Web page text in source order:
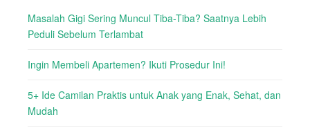
Masalah Gigi Sering Muncul Tiba-Tiba? Saatnya Lebih
Peduli Sebelum Terlambat
Ingin Membeli Apartemen? Ikuti Prosedur Ini!
5+ Ide Camilan Praktis untuk Anak yang Enak, Sehat, dan
Mudah